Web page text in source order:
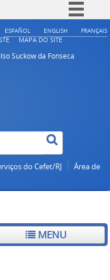
Simplifique!
ESPAÑOL ENGLISH FRANÇAIS
MAPA DO SITE
Suckow da Fonseca
do Cefet/RJ
Área de
MENU